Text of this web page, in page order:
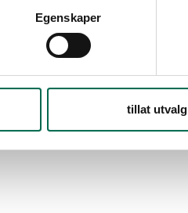
Egenskaper
tillat utvalg